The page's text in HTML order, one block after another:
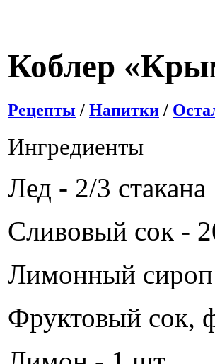
Коблер
Рецепты / Напитки /
Ингредиенты
Лед - 2/3 стакана
Сливовый сок -
Лимонный сироп
Фруктовый сок,